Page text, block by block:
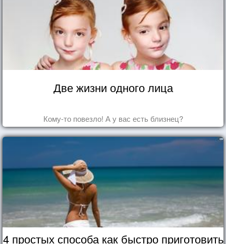
Две жизни одного лица
Кому-то повезло! А у вас есть близнец?
4 простых способа как быстро приготовить